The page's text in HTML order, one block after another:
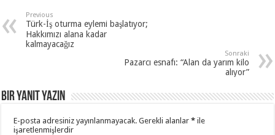
Previous
Türk-İş oturma eylemi başlatıyor;
Hakkımızı alana kadar
kalmayacağız
Sonraki
Pazarcı esnafı: “Alan da yarım kilo
alıyor”
Bir yanıt yazın
E-posta adresiniz yayınlanmayacak. Gerekli alanlar* ile
işaretlenmişlerdir